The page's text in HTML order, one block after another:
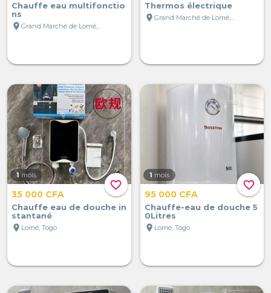
Chauffe eau multifonctio
ns
location_on
Grand Marché de Lomé, Lomé, Togo
Thermos électrique
location_on
Grand Marché de Lomé, Lomé, Togo
favorite_border
1 mois
35 000 CFA
Chauffe eau de douche in
stantané
location_on Lomé, Togo
favorite_border
1 mois
95 000 CFA
Chauffe-eau de douche 5
0Litres
location_on Lomé, Togo